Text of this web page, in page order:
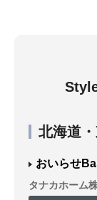
北海道
おいらせ
タナカホーム